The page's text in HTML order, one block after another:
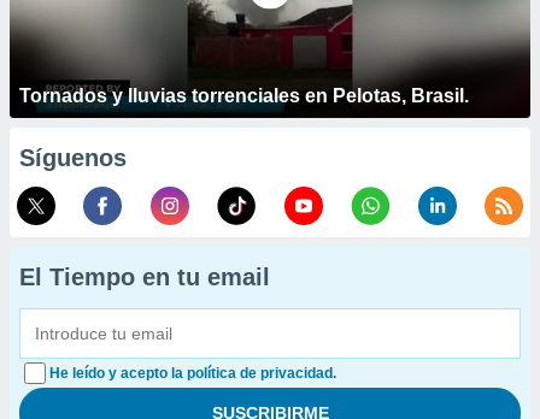
Tornados y lluvias torrenciales en Pelotas, Brasil.
Síguenos
El Tiempo en tu email
He leído y acepto la política de privacidad.